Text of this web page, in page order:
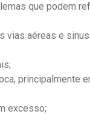
que podem
vias aéreas e
principalmente
excesso;